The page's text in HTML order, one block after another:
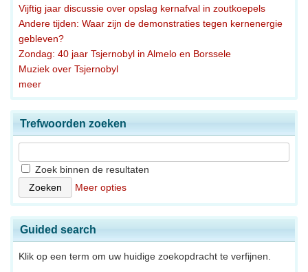
Vijftig jaar discussie over opslag kernafval in zoutkoepels
Andere tijden: Waar zijn de demonstraties tegen kernenergie
gebleven?
Zondag: 40 jaar Tsjernobyl in Almelo en Borssele
Muziek over Tsjernobyl
meer
Trefwoorden zoeken
Zoek binnen de resultaten
Meer opties
Guided search
Klik op een term om uw huidige zoekopdracht te verfijnen.